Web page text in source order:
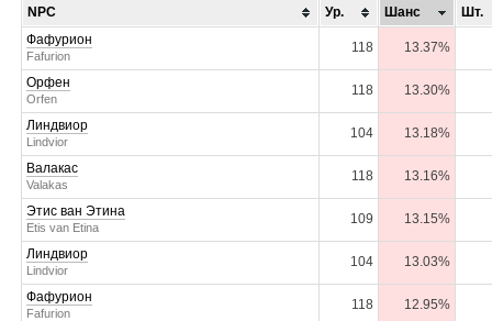
NPC Ур. Шанс
Шт.
Фафурион
Fafurion
118 13.37%
Орфен
Orfen
118 13.30%
Линдвиор
Lindvior
104 13.18%
Валакас
Valakas
118 13.16%
Этис ван Этина
Etis van Etina
109 13.15%
Линдвиор
Lindvior
104 13.03%
Фафурион
Fafurion
118 12.95%